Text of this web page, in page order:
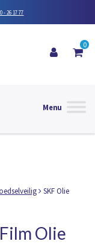
- 26 17 77
0
SKF Olie
Olie